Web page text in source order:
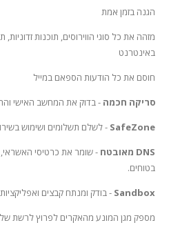
הגנה בזמן אמת
מזהה את כל סוגי הווירוסים, תוכנות זדוניות,
באינטרנט
חוסם את כל הודעות הספאם במייל
סריקה חכמה - בדוק את המחשב האישי
SafeZone - לשלם תשלומים ושימוש
DNS מאובטח
- שומר את כרטיסי
בטוחים.
Sandbox - בודק ומנתח קבצים
מספק מגן המונע מהאקרים לפרוץ לרשת